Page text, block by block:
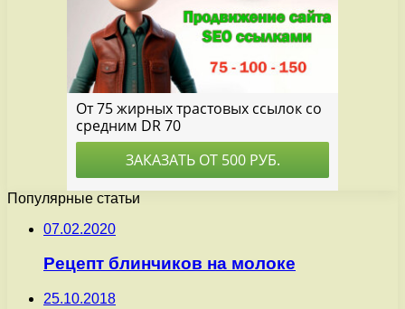
Популярные статьи
07.02.2020
Рецепт блинчиков на молоке
25.10.2018